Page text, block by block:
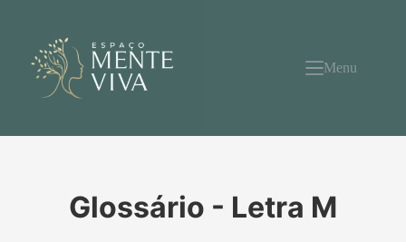
conteúdo
Menu
Glossário - Letra M